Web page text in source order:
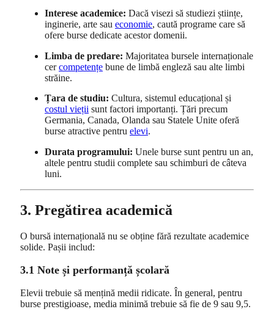
Interese academice: Dacă visezi să studiezi științe,
inginerie, arte sau economie, caută programe care să
ofere burse dedicate acestor domenii.
Limba de predare: Majoritatea bursele internaționale
cercompetențe bune de limbă engleză sau alte limbi
străine.
Țara de studiu: Cultura, sistemul educațional și
costul vieții sunt factori importanți. Țări precum
Germania, Canada, Olanda sau Statele Unite oferă
burse atractive pentru elevi.
Durata programului: Unele burse sunt pentru un an,
altele pentru studii complete sau schimburi de câteva
luni.
3. Pregătirea academică
O bursă internațională nu se obține fără rezultate academice
solide. Pașii includ:
3.1 Note și performanță școlară
Elevii trebuie să mențină medii ridicate. În general, pentru
burse prestigioase, media minimă trebuie să fie de 9 sau 9,5.